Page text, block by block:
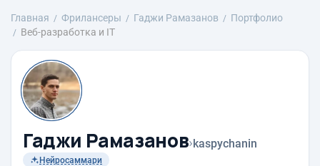
Главная Фрилансеры Гаджи Рамазанов
Портфолио
Веб-разработка и IT
Гаджи Рамазанов›kaspychanin
Нейросаммари